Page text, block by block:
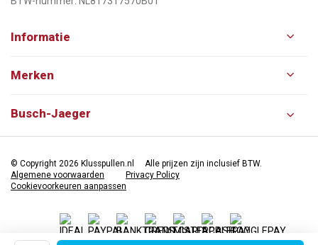
Informatie
Merken
Busch-Jaeger
© Copyright 2026 Klusspullen.nl
Alle prijzen zijn inclusief BTW.
Algemene voorwaarden
Privacy Policy
Cookievoorkeuren aanpassen